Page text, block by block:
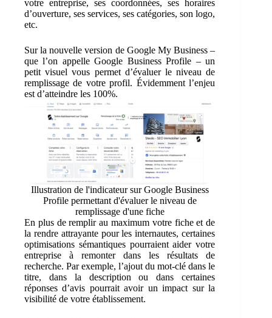
votre entreprise, ses coordonnées, ses horaires
d’ouverture, ses services, ses catégories, son logo,
etc.
Sur la nouvelle version de Google My Business –
que l’on appelle Google Business Profile – un
petit visuel vous permet d’évaluer le niveau de
remplissage de votre profil. Évidemment l’enjeu
est d’atteindre les 100%.
Illustration de l'indicateur sur Google Business
Profile permettant d'évaluer le niveau de
remplissage d'une fiche
En plus de remplir au maximum votre fiche et de
la rendre attrayante pour les internautes, certaines
optimisations sémantiques pourraient aider votre
entreprise à remonter dans les résultats de
recherche. Par exemple, l’ajout du mot-clé dans le
titre, dans la description ou dans certaines
réponses d’avis pourrait avoir un impact sur la
visibilité de votre établissement.